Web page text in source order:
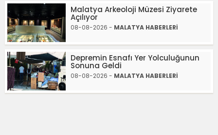
Malatya Arkeoloji Müzesi Ziyarete
Açılıyor
08-08-2026 - MALATYA HABERLERİ
Depremin Esnafı Yer Yolculuğunun
Sonuna Geldi
08-08-2026 - MALATYA HABERLERİ